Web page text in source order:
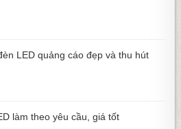
LED quảng cáo đẹp và thu hút
làm theo yêu cầu, giá tốt